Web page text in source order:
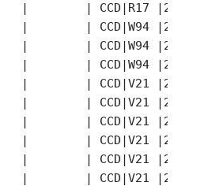
|        | CCD|R17
|        | CCD|W94
|        | CCD|W94
|        | CCD|W94
|        | CCD|V21
|        | CCD|V21
|        | CCD|V21
|        | CCD|V21
|        | CCD|V21
|        | CCD|V21